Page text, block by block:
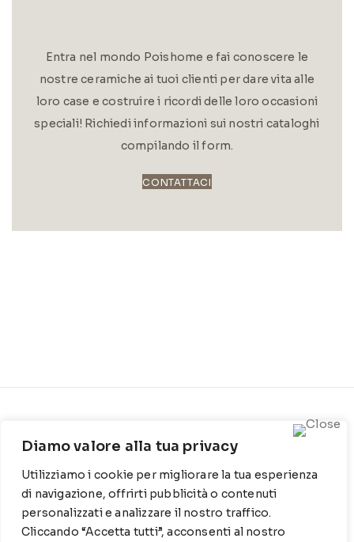
Diamo valore alla tua privacy
Utilizziamo i cookie per migliorare la tua esperienza
di navigazione, offrirti pubblicità o contenuti
personalizzati e analizzare il nostro traffico.
Cliccando “Accetta tutti”, acconsenti al nostro
Entra nel mondo Poishome e fai conoscere le
nostre ceramiche ai tuoi clienti per dare vita alle
loro case e costruire i ricordi delle loro occasioni
speciali! Richiedi informazioni sui nostri cataloghi
compilando il form.
CONTATTACI
Contrada Locosantissimo
1316 - 70044 Polignano a
T: 080 917 78 89
Chi siamo
Cookie Policy